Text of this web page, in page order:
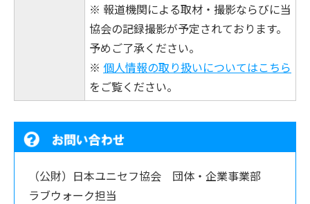
※ 報道機関による取材・撮影ならびに当
協会の記録撮影が予定されております。
予めご了承ください。
※ 個人情報の取り扱いについてはこちら
をご覧ください。
（公財）日本ユニセフ協会 団体・企業事業部
ラブウォーク担当